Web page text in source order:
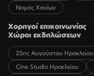
Νομός Χανίων
Χορηγοί επικοινωνίας
Χώροι εκδηλώσεων
25ης Αυγούστου Ηρακλείου
Cine Studio Ηρακλείου